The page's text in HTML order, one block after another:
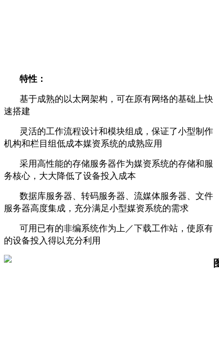
特性：
基于成熟的以太网架构，可在原有网络的基础上快
速搭建
灵活的工作流程设计和模块组成，保证了小型制作
机构和栏目组低成本媒资系统的成熟应用
采用高性能的存储服务器作为媒资系统的存储和服
务核心，大大降低了设备投入成本
数据库服务器、转码服务器、流媒体服务器、文件
服务器高度集成，充分满足小型媒资系统的需求
可用已有的非编系统作为上／下载工作站，使原有
的设备投入得以充分利用